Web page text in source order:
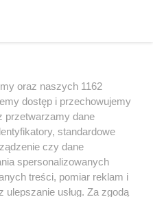
w
oraz naszych 1162
dostęp i przechowujemy
przetwarzamy dane
standardowe
czy dane
spersonalizowanych
treści, pomiar reklam i
ulepszanie usług. Za zgodą